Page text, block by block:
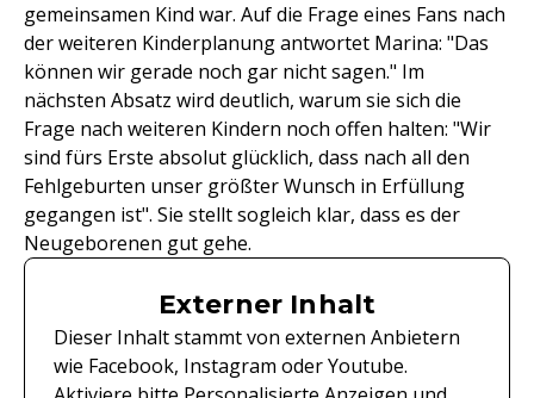
gemeinsamen Kind war. Auf die Frage eines Fans nach
der weiteren Kinderplanung antwortet Marina: "Das
können wir gerade noch gar nicht sagen." Im
nächsten Absatz wird deutlich, warum sie sich die
Frage nach weiteren Kindern noch offen halten: "Wir
sind fürs Erste absolut glücklich, dass nach all den
Fehlgeburten unser größter Wunsch in Erfüllung
gegangen ist". Sie stellt sogleich klar, dass es der
Neugeborenen gut gehe.
Externer Inhalt
Dieser Inhalt stammt von externen Anbietern
wie Facebook, Instagram oder Youtube.